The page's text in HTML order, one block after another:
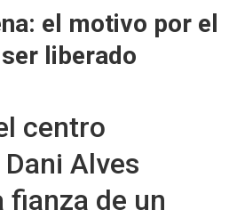
el motivo por el
liberado
centro
Alves
de un